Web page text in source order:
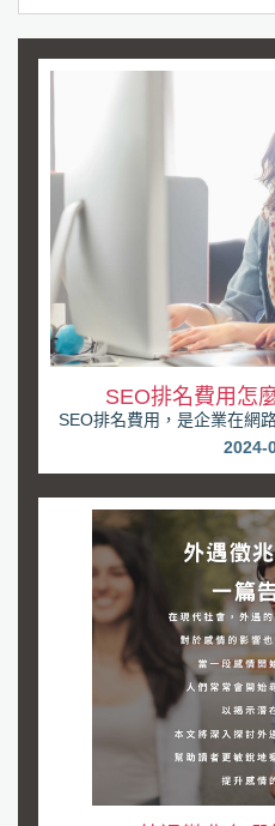
SEO排名費用怎
SEO排名費用，是企業在網
而，對於大多數業主來說
2024-